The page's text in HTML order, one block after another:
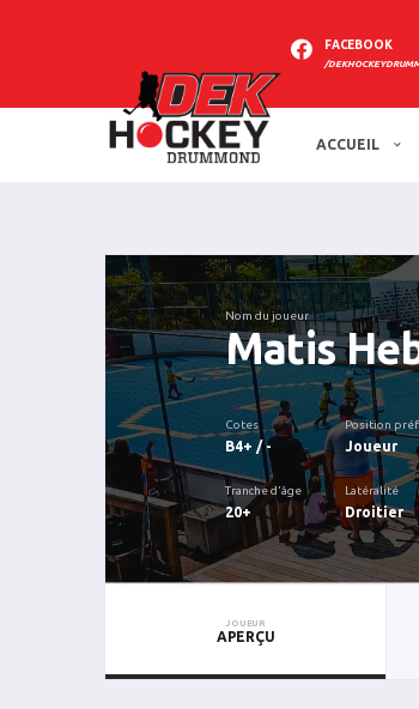
FACEBOOK
/
ACCUEIL
Nom du joueur
Matis
Cotes
B4+ / -
Position
Joueur
Tranche d'âge
20+
Latéralité
Droitier
JOUEUR
APERÇU